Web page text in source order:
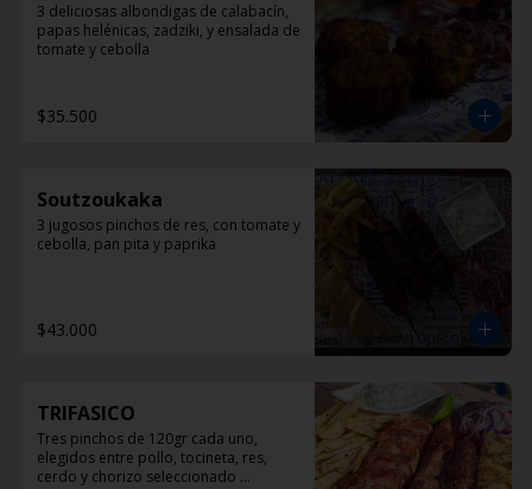
3 deliciosas albondigas de calabacín,
papas helénicas, zadziki, y ensalada de
tomate y cebolla
$35.500
Soutzoukaka
3 jugosos pinchos de res, con tomate y
cebolla, pan pita y paprika
$43.000
TRIFASICO
Tres pinchos de 120gr cada uno,
elegidos entre pollo, tocineta, res,
cerdo y chorizo seleccionado